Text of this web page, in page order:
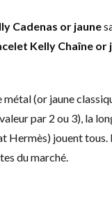
Cadenas or jaune
Kelly Chaîne or
(or jaune
par 2 ou 3), la
jouent
du marché.